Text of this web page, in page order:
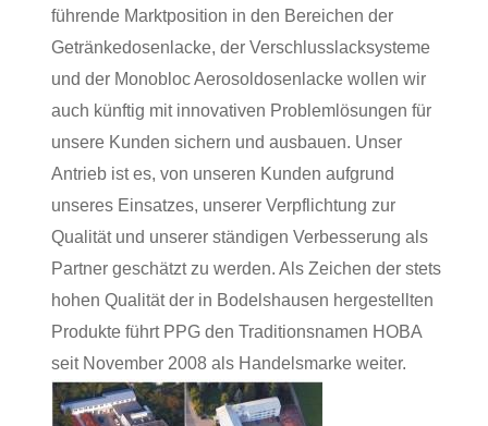
führende Marktposition in den Bereichen der
Getränkedosenlacke, der Verschlusslacksysteme
und der Monobloc Aerosoldosenlacke wollen wir
auch künftig mit innovativen Problemlösungen für
unsere Kunden sichern und ausbauen. Unser
Antrieb ist es, von unseren Kunden aufgrund
unseres Einsatzes, unserer Verpflichtung zur
Qualität und unserer ständigen Verbesserung als
Partner geschätzt zu werden. Als Zeichen der stets
hohen Qualität der in Bodelshausen hergestellten
Produkte führt PPG den Traditionsnamen HOBA
seit November 2008 als Handelsmarke weiter.